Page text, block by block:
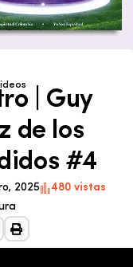
| Guy
de los
#4
2025
480 vistas